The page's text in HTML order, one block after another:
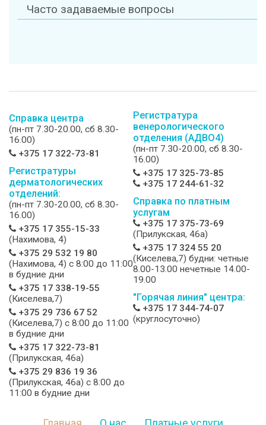
Часто задаваемые вопросы
Справка центра
(пн-пт 7.30-20.00, сб 8.30-
16.00)
+375 17 322-73-81
Регистратуры
дерматологических
отделений:
(пн-пт 7.30-20.00, сб 8.30-
16.00)
+375 17 355-15-33
(Нахимова, 4)
+375 29 532 19 80
(Нахимова, 4) c 8:00 до 11:00
в будние дни
+375 17 338-19-55
(Киселева,7)
+375 29 736 67 52
(Киселева,7) c 8:00 до 11:00
в будние дни
+375 17 322-73-81
(Прилукская, 46а)
+375 29 836 19 36
(Прилукская, 46а) c 8:00 до
11:00 в будние дни
Регистратура
венерологического
отделения (АДВО4)
(пн-пт 7.30-20.00, сб 8.30-
16.00)
+375 17 325-73-85
+375 17 244-61-32
Справка по платным
услугам
+375 17 375-73-69
(Прилукская, 46а)
+375 17 324 55 20
(Киселева,7) будни: четные
8.00-13.00 нечетные 14.00-
19.00
"Горячая линия" центра:
+375 17 344-74-07
(круглосуточно)